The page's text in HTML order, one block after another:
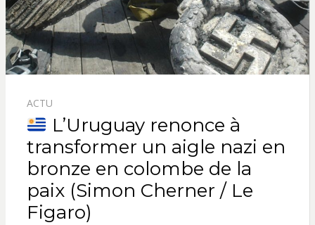
ACTU
L’Uruguay renonce à
transformer un aigle nazi en
bronze en colombe de la
paix (Simon Cherner / Le
Figaro)